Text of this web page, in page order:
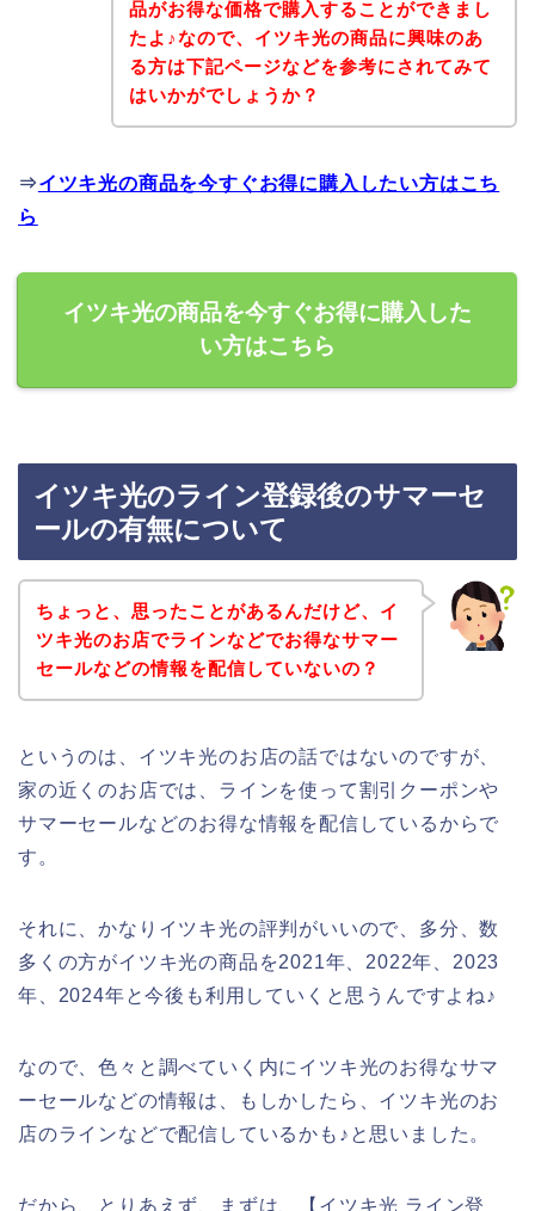
品がお得な価格で購入することができまし
たよ♪なので、イツキ光の商品に興味のあ
る方は下記ページなどを参考にされてみて
はいかがでしょうか？
⇒イツキ光の商品を今すぐお得に購入したい方はこち
ら
イツキ光の商品を今すぐお得に購入した
い方はこちら
イツキ光のライン登録後のサマーセ
ールの有無について
ちょっと、思ったことがあるんだけど、イ
ツキ光のお店でラインなどでお得なサマー
セールなどの情報を配信していないの？
というのは、イツキ光のお店の話ではないのですが、
家の近くのお店では、ラインを使って割引クーポンや
サマーセールなどのお得な情報を配信しているからで
す。
それに、かなりイツキ光の評判がいいので、多分、数
多くの方がイツキ光の商品を2021年、2022年、2023
年、2024年と今後も利用していくと思うんですよね♪
なので、色々と調べていく内にイツキ光のお得なサマ
ーセールなどの情報は、もしかしたら、イツキ光のお
店のラインなどで配信しているかも♪と思いました。
だから、とりあえず、まずは、【イツキ光 ライン登